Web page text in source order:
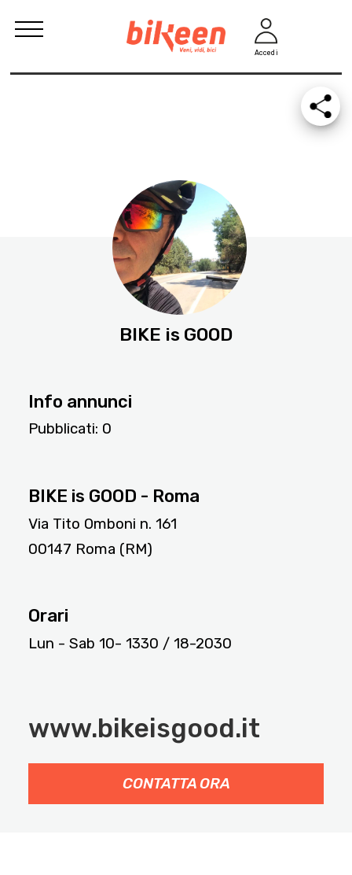
Accedi
BIKE is GOOD
Info annunci
Pubblicati: 0
BIKE is GOOD - Roma
Via Tito Omboni n. 161
00147 Roma (RM)
Orari
Lun - Sab 10- 1330 / 18-2030
www.bikeisgood.it
CONTATTA ORA